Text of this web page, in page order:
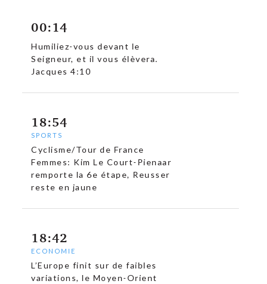
00:14
Humiliez-vous devant le
Seigneur, et il vous élèvera.
Jacques 4:10
18:54
SPORTS
Cyclisme/Tour de France
Femmes: Kim Le Court-Pienaar
remporte la 6e étape, Reusser
reste en jaune
18:42
ECONOMIE
L’Europe finit sur de faibles
variations, le Moyen-Orient